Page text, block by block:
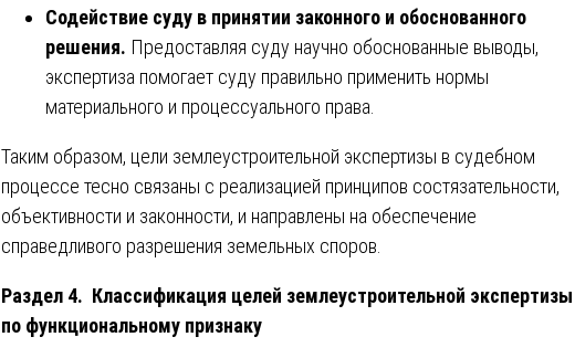
Содействие суду в принятии законного и обоснованного
решения. Предоставляя суду научно обоснованные выводы,
экспертиза помогает суду правильно применить нормы
материального и процессуального права.
Таким образом, цели землеустроительной экспертизы в судебном
процессе тесно связаны с реализацией принципов состязательности,
объективности и законности, и направлены на обеспечение
справедливого разрешения земельных споров.
Раздел 4. Классификация целей землеустроительной экспертизы
по функциональному признаку